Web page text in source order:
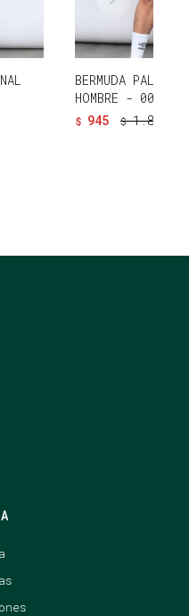
BERMUDA PALMER
HOMBRE - 001
$ 945 $ 1.890